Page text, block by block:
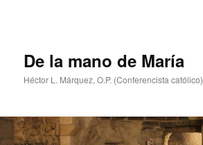
De la mano de María
Héctor L. Márquez, O.P. (Conferencista católico)